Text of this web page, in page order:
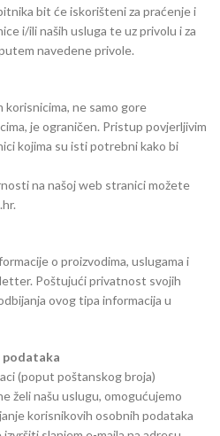
bit će iskorišteni za praćenje i
i/ili naših usluga te uz privolu i za
navedene privole.
korisnicima, ne samo gore
je ograničen. Pristup povjerljivim
kojima su isti potrebni kako bi
na našoj web stranici možete
o proizvodima, uslugama i
Poštujući privatnost svojih
ovog tipa informacija u
podataka
(poput poštanskog broja)
želi našu uslugu, omogućujemo
korisnikovih osobnih podataka